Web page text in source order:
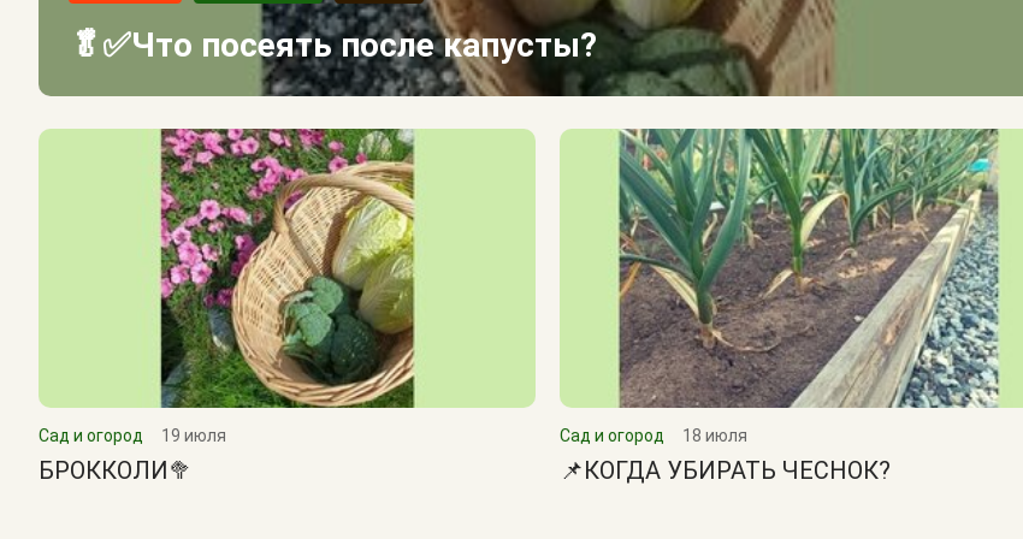
🥬✅Что посеять после капусты?
Сад и огород 19 июля
БРОККОЛИ🥦
Сад и огород 18 июля
📌КОГДА УБИРАТЬ ЧЕСНОК?